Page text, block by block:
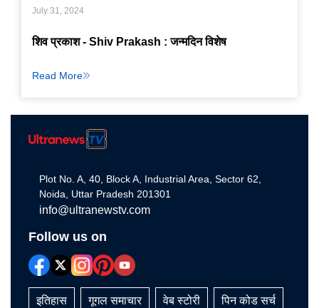
July 31, 2024
शिव प्रकाश - Shiv Prakash : जन्मदिन विशेष
Read More
Plot No. A, 40, Block A, Industrial Area, Sector 62,
Noida, Uttar Pradesh 201301
info@ultranewstv.com
Follow us on
इतिहास गूगल समाचार वेब स्टोरी पिन कोड सर्च